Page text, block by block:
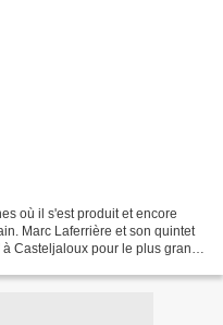
où il s'est produit et encore
Marc Laferrière et son quintet
Casteljaloux pour le plus grand